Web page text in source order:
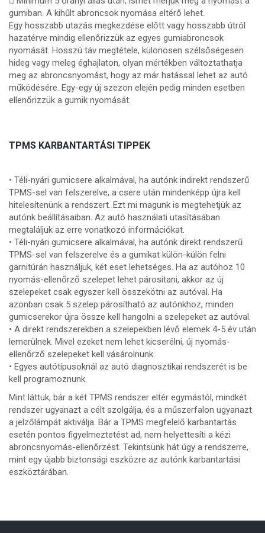
gumiban. A kihűlt abroncsok nyomása eltérő lehet.
Egy hosszabb utazás megkezdése előtt vagy hosszabb útról
hazatérve mindig ellenőrizzük az egyes gumiabroncsok
nyomását. Hosszú táv megtétele, különösen szélsőségesen
hideg vagy meleg éghajlaton, olyan mértékben változtathatja
meg az abroncsnyomást, hogy az már hatással lehet az autó
működésére. Egy-egy új szezon elején pedig minden esetben
ellenőrizzük a gumik nyomását.
TPMS KARBANTARTÁSI TIPPEK
• Téli-nyári gumicsere alkalmával, ha autónk indirekt rendszerű
TPMS-sel van felszerelve, a csere után mindenképp újra kell
hitelesítenünk a rendszert. Ezt mi magunk is megtehetjük az
autónk beállításaiban. Az autó használati utasításában
megtaláljuk az erre vonatkozó információkat.
• Téli-nyári gumicsere alkalmával, ha autónk direkt rendszerű
TPMS-sel van felszerelve és a gumikat külön-külön felni
garnitúrán használjuk, két eset lehetséges. Ha az autóhoz 10
nyomás-ellenőrző szelepet lehet párosítani, akkor az új
szelepeket csak egyszer kell összekötni az autóval. Ha
azonban csak 5 szelep párosítható az autónkhoz, minden
gumicserekor újra össze kell hangolni a szelepeket az autóval.
• A direkt rendszerekben a szelepekben lévő elemek 4-5 év után
lemerülnek. Mivel ezeket nem lehet kicserélni, új nyomás-
ellenőrző szelepeket kell vásárolnunk.
• Egyes autótípusoknál az autó diagnosztikai rendszerét is be
kell programoznunk.
Mint láttuk, bár a két TPMS rendszer eltér egymástól, mindkét
rendszer ugyanazt a célt szolgálja, és a műszerfalon ugyanazt
a jelzőlámpát aktiválja. Bár a TPMS megfelelő karbantartás
esetén pontos figyelmeztetést ad, nem helyettesíti a kézi
abroncsnyomás-ellenőrzést. Tekintsünk hát úgy a rendszerre,
mint egy újabb biztonsági eszközre az autónk karbantartási
eszköztárában.